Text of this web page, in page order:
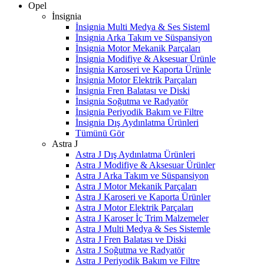
Opel
İnsignia
İnsignia Multi Medya & Ses Sisteml
İnsignia Arka Takım ve Süspansiyon
İnsignia Motor Mekanik Parçaları
İnsignia Modifiye & Aksesuar Ürünle
İnsignia Karoseri ve Kaporta Ürünle
İnsignia Motor Elektrik Parçaları
İnsignia Fren Balatası ve Diski
İnsignia Soğutma ve Radyatör
İnsignia Periyodik Bakım ve Filtre
İnsignia Dış Aydınlatma Ürünleri
Tümünü Gör
Astra J
Astra J Dış Aydınlatma Ürünleri
Astra J Modifiye & Aksesuar Ürünler
Astra J Arka Takım ve Süspansiyon
Astra J Motor Mekanik Parçaları
Astra J Karoseri ve Kaporta Ürünler
Astra J Motor Elektrik Parçaları
Astra J Karoser İç Trim Malzemeler
Astra J Multi Medya & Ses Sistemle
Astra J Fren Balatası ve Diski
Astra J Soğutma ve Radyatör
Astra J Periyodik Bakım ve Filtre